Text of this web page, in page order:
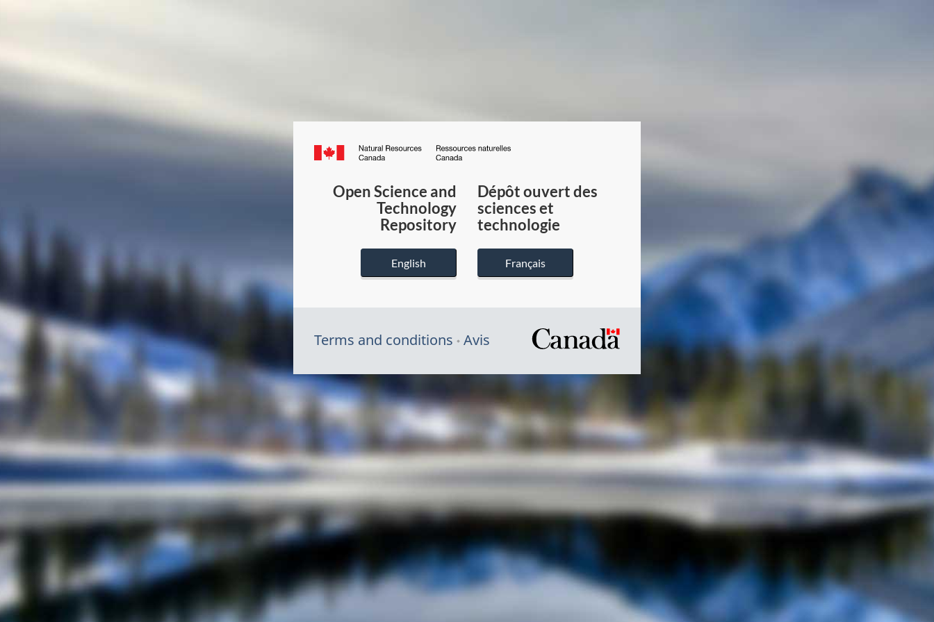
Canada.ca
du
Canada
Open Science and
Technology
Repository
English
Dépôt ouvert des
sciences et
technologie
Français
Terms and conditions Avis
/
gouvernement
du
Canada